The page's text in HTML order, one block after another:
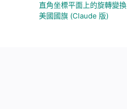
直角坐標平面上的旋轉變換
美國國旗 (Claude 版)